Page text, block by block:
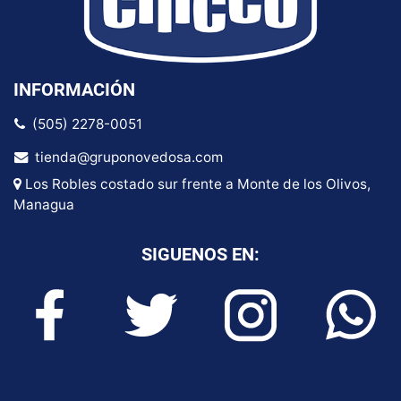
INFORMACIÓN
(505) 2278-0051
tienda@gruponovedosa.com
Los Robles costado sur frente a Monte de los Olivos,
Managua
SIGUENOS EN: